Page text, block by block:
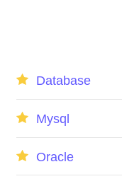
Database
Mysql
Oracle